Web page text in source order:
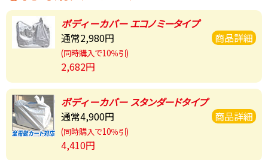
ボディーカバー エコノミータイプ
通常2,980円
(同時購入で10％引)
2,682円
商品詳細
ボディーカバー スタンダードタイプ
通常4,900円
(同時購入で10％引)
4,410円
商品詳細